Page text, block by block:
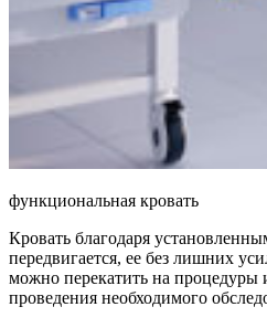
функциональная кровать
Кровать благодаря
передвигается, ее без лишних
можно перекатить на процедуры
проведения необходимого